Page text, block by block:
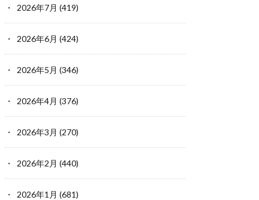
2026年7月 (419)
2026年6月 (424)
2026年5月 (346)
2026年4月 (376)
2026年3月 (270)
2026年2月 (440)
2026年1月 (681)